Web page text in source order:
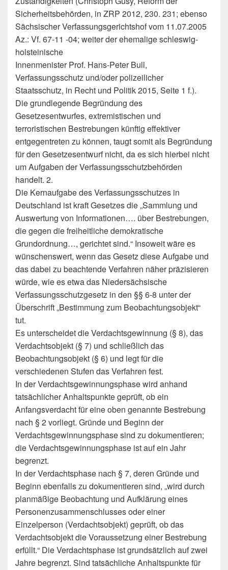
Sicherheitsbehörden, in ZRP 2012, 230. 231; ebenso
Sächsischer Verfassungsgerichtshof vom 11.07.2005
Az.: Vf. 67-11 -04; weiter der ehemalige schleswig-
holsteinische
Innenmenister Prof. Hans-Peter Bull,
Verfassungsschutz und/oder polizeilicher
Staatsschutz, in Recht und Politik 2015, Seite 1 f.).
Die grundlegende Begründung des
Gesetzesentwurfes, extremistischen und
terroristischen Bestrebungen künftig effektiver
entgegentreten zu können, taugt somit als Begründung
für den Gesetzesentwurf nicht, da es sich hierbei nicht
um Aufgaben der Verfassungsschutzbehörden
handelt. 2.
Die Kernaufgabe des Verfassungsschutzes in
Deutschland ist kraft Gesetzes die „Sammlung und
Auswertung von Informationen…. über Bestrebungen,
die gegen die freiheitliche demokratische
Grundordnung…, gerichtet sind.“ Insoweit wäre es
wünschenswert, wenn das Gesetz diese Aufgabe und
das dabei zu beachtende Verfahren näher präzisieren
würde, wie es etwa das Niedersächsische
Verfassungsschutzgesetz in den §§ 6-8 unter der
Überschrift „Bestimmung zum Beobachtungsobjekt“
tut.
Es unterscheidet die Verdachtsgewinnung (§ 8), das
Verdachtsobjekt (§ 7) und schließlich das
Beobachtungsobjekt (§ 6) und legt für die
verschiedenen Stufen das Verfahren fest.
In der Verdachtsgewinnungsphase wird anhand
tatsächlicher Anhaltspunkte geprüft, ob ein
Anfangsverdacht für eine oben genannte Bestrebung
nach § 2 vorliegt. Gründe und Beginn der
Verdachtsgewinnungsphase sind zu dokumentieren;
die Verdachtsgewinnungsphase ist auf ein Jahr
begrenzt.
In der Verdachtsphase nach § 7, deren Gründe und
Beginn ebenfalls zu dokumentieren sind, „wird durch
planmäßige Beobachtung und Aufklärung eines
Personenzusammenschlusses oder einer
Einzelperson (Verdachtsobjekt) geprüft, ob das
Verdachtsobjekt die Voraussetzung einer Bestrebung
erfüllt.“ Die Verdachtsphase ist grundsätzlich auf zwei
Jahre begrenzt. Sind tatsächliche Anhaltspunkte für